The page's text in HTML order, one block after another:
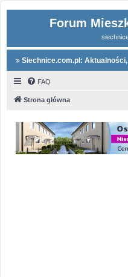
Forum
Siechnice.com.pl:
FAQ
Strona główna